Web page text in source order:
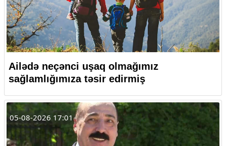
Ailədə neçənci uşaq olmağımız
sağlamlığımıza təsir edirmiş
05-08-2026 17:01